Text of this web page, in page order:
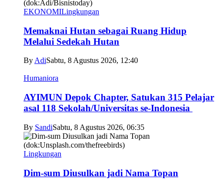
EKONOMILingkungan
Memaknai Hutan sebagai Ruang Hidup
Melalui Sedekah Hutan
By AdiSabtu, 8 Agustus 2026, 12:40
Humaniora
AYIMUN Depok Chapter, Satukan 315 Pelajar
asal 118 Sekolah/Universitas se-Indonesia
By SandiSabtu, 8 Agustus 2026, 06:35
Lingkungan
Dim-sum Diusulkan jadi Nama Topan